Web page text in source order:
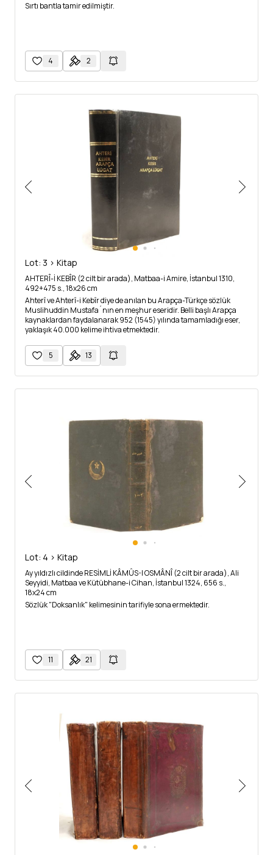
Sırtı bantla tamir edilmiştir.
4 2
Lot: 3 > Kitap
AHTERÎ-İ KEBÎR (2 cilt bir arada), Matbaa-i Amire, İstanbul 1310,
492+475 s., 18x26 cm
Ahterî ve Ahterî-i Kebîr diye de anılan bu Arapça-Türkçe sözlük
Muslihuddin Mustafa´nın en meşhur eseridir. Belli başlı Arapça
kaynaklardan faydalanarak 952 (1545) yılında tamamladığı eser,
yaklaşık 40.000 kelime ihtiva etmektedir.
5 13
Lot: 4 > Kitap
Ay yıldızlı cildinde RESİMLİ KÂMÛS-I OSMÂNÎ (2 cilt bir arada), Ali
Seyyidi, Matbaa ve Kütübhane-i Cihan, İstanbul 1324, 656 s.,
18x24 cm
Sözlük "Doksanlık" kelimesinin tarifiyle sona ermektedir.
11 21